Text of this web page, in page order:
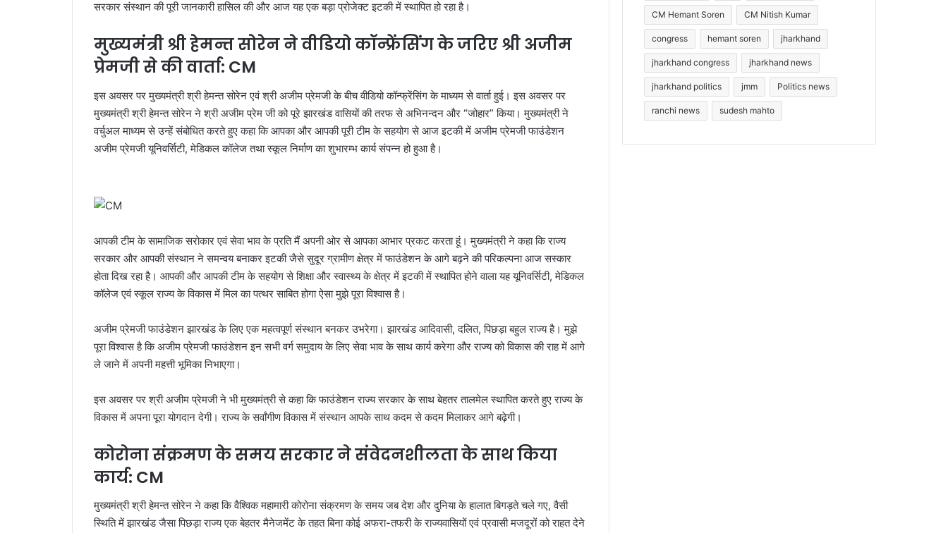
सरकार संस्थान की पूरी जानकारी हासिल की और आज यह एक बड़ा प्रोजेक्ट इटकी में स्थापित हो रहा है।
मुख्यमंत्री श्री हेमन्त सोरेन ने वीडियो कॉन्फ्रेंसिंग के जरिए श्री अजीम
प्रेमजी से की वार्ता: CM
इस अवसर पर मुख्यमंत्री श्री हेमन्त सोरेन एवं श्री अजीम प्रेमजी के बीच वीडियो कॉन्फ्रेंसिंग के माध्यम से वार्ता हुई। इस अवसर पर
मुख्यमंत्री श्री हेमन्त सोरेन ने श्री अजीम प्रेम जी को पूरे झारखंड वासियों की तरफ से अभिनन्दन और “जोहार” किया। मुख्यमंत्री ने
वर्चुअल माध्यम से उन्हें संबोधित करते हुए कहा कि आपका और आपकी पूरी टीम के सहयोग से आज इटकी में अजीम प्रेमजी फाउंडेशन
अजीम प्रेमजी यूनिवर्सिटी, मेडिकल कॉलेज तथा स्कूल निर्माण का शुभारम्भ कार्य संपन्न हो हुआ है।
आपकी टीम के सामाजिक सरोकार एवं सेवा भाव के प्रति मैं अपनी ओर से आपका आभार प्रकट करता हूं। मुख्यमंत्री ने कहा कि राज्य
सरकार और आपकी संस्थान ने समन्वय बनाकर इटकी जैसे सुदूर ग्रामीण क्षेत्र में फाउंडेशन के आगे बढ़ने की परिकल्पना आज सस्कार
होता दिख रहा है। आपकी और आपकी टीम के सहयोग से शिक्षा और स्वास्थ्य के क्षेत्र में इटकी में स्थापित होने वाला यह यूनिवर्सिटी, मेडिकल
कॉलेज एवं स्कूल राज्य के विकास में मिल का पत्थर साबित होगा ऐसा मुझे पूरा विश्वास है।
अजीम प्रेमजी फाउंडेशन झारखंड के लिए एक महत्वपूर्ण संस्थान बनकर उभरेगा। झारखंड आदिवासी, दलित, पिछड़ा बहुल राज्य है। मुझे
पूरा विश्वास है कि अजीम प्रेमजी फाउंडेशन इन सभी वर्ग समुदाय के लिए सेवा भाव के साथ कार्य करेगा और राज्य को विकास की राह में आगे
ले जाने में अपनी महत्ती भूमिका निभाएगा।
इस अवसर पर श्री अजीम प्रेमजी ने भी मुख्यमंत्री से कहा कि फाउंडेशन राज्य सरकार के साथ बेहतर तालमेल स्थापित करते हुए राज्य के
विकास में अपना पूरा योगदान देगी। राज्य के सर्वांगीण विकास में संस्थान आपके साथ कदम से कदम मिलाकर आगे बढ़ेगी।
कोरोना संक्रमण के समय सरकार ने संवेदनशीलता के साथ किया
कार्य: CM
मुख्यमंत्री श्री हेमन्त सोरेन ने कहा कि वैश्विक महामारी कोरोना संक्रमण के समय जब देश और दुनिया के हालात बिगड़ते चले गए, वैसी
स्थिति में झारखंड जैसा पिछड़ा राज्य एक बेहतर मैनेजमेंट के तहत बिना कोई अफरा-तफरी के राज्यवासियों एवं प्रवासी मजदूरों को राहत देने
CM Hemant Soren CM Nitish Kumar
congress hemant soren jharkhand
jharkhand congress jharkhand news
jharkhand politics jmm Politics news
ranchi news sudesh mahto